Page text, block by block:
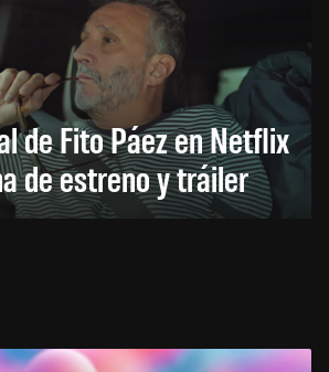
de Fito Páez en Netflix
de estreno y tráiler